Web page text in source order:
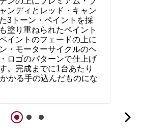
ンディとレッド・キャン
3トーン・ペイントを採
塗り重ねられたペイント
イントのフェードの上に
・モーターサイクルのヘ
ロゴのパターンで仕上げ
。完成までに1台あたり
かる手の込んだものにな